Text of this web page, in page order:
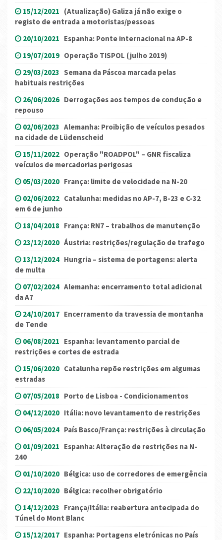
15/12/2021 (Atualização) Galiza já não exige o
registo de entrada a motoristas/pessoas
20/10/2021 Espanha: Ponte internacional na AP-8
19/07/2019 Operação TISPOL (julho 2019)
29/03/2023 Semana da Páscoa marcada pelas
habituais restrições
26/06/2026 Derrogações aos tempos de condução e
repouso
02/06/2023 Alemanha: Proibição de veículos pesados
na cidade de Lüdenscheid
15/11/2022 Operação "ROADPOL" – GNR fiscaliza
veículos de mercadorias perigosas
05/03/2020 França: limite de velocidade na N-20
02/06/2022 Catalunha: medidas no AP-7, B-23 e C-32
em 6 de junho
18/04/2018 França: RN7 – trabalhos de manutenção
23/12/2020 Áustria: restrições/regulação de trafego
13/12/2024 Hungria – sistema de portagens: alerta
de multa
07/02/2024 Alemanha: encerramento total adicional
da A7
24/10/2017 Encerramento da travessia de montanha
de Tende
06/08/2021 Espanha: levantamento parcial de
restrições e cortes de estrada
15/06/2020 Catalunha repõe restrições em algumas
estradas
07/05/2018 Porto de Lisboa - Condicionamentos
04/12/2020 Itália: novo levantamento de restrições
06/05/2024 País Basco/França: restrições à circulação
01/09/2021 Espanha: Alteração de restrições na N-
240
01/10/2020 Bélgica: uso de corredores de emergência
22/10/2020 Bélgica: recolher obrigatório
14/12/2023 França/Itália: reabertura antecipada do
Túnel do Mont Blanc
15/12/2017 Espanha: Portagens eletrónicas no País